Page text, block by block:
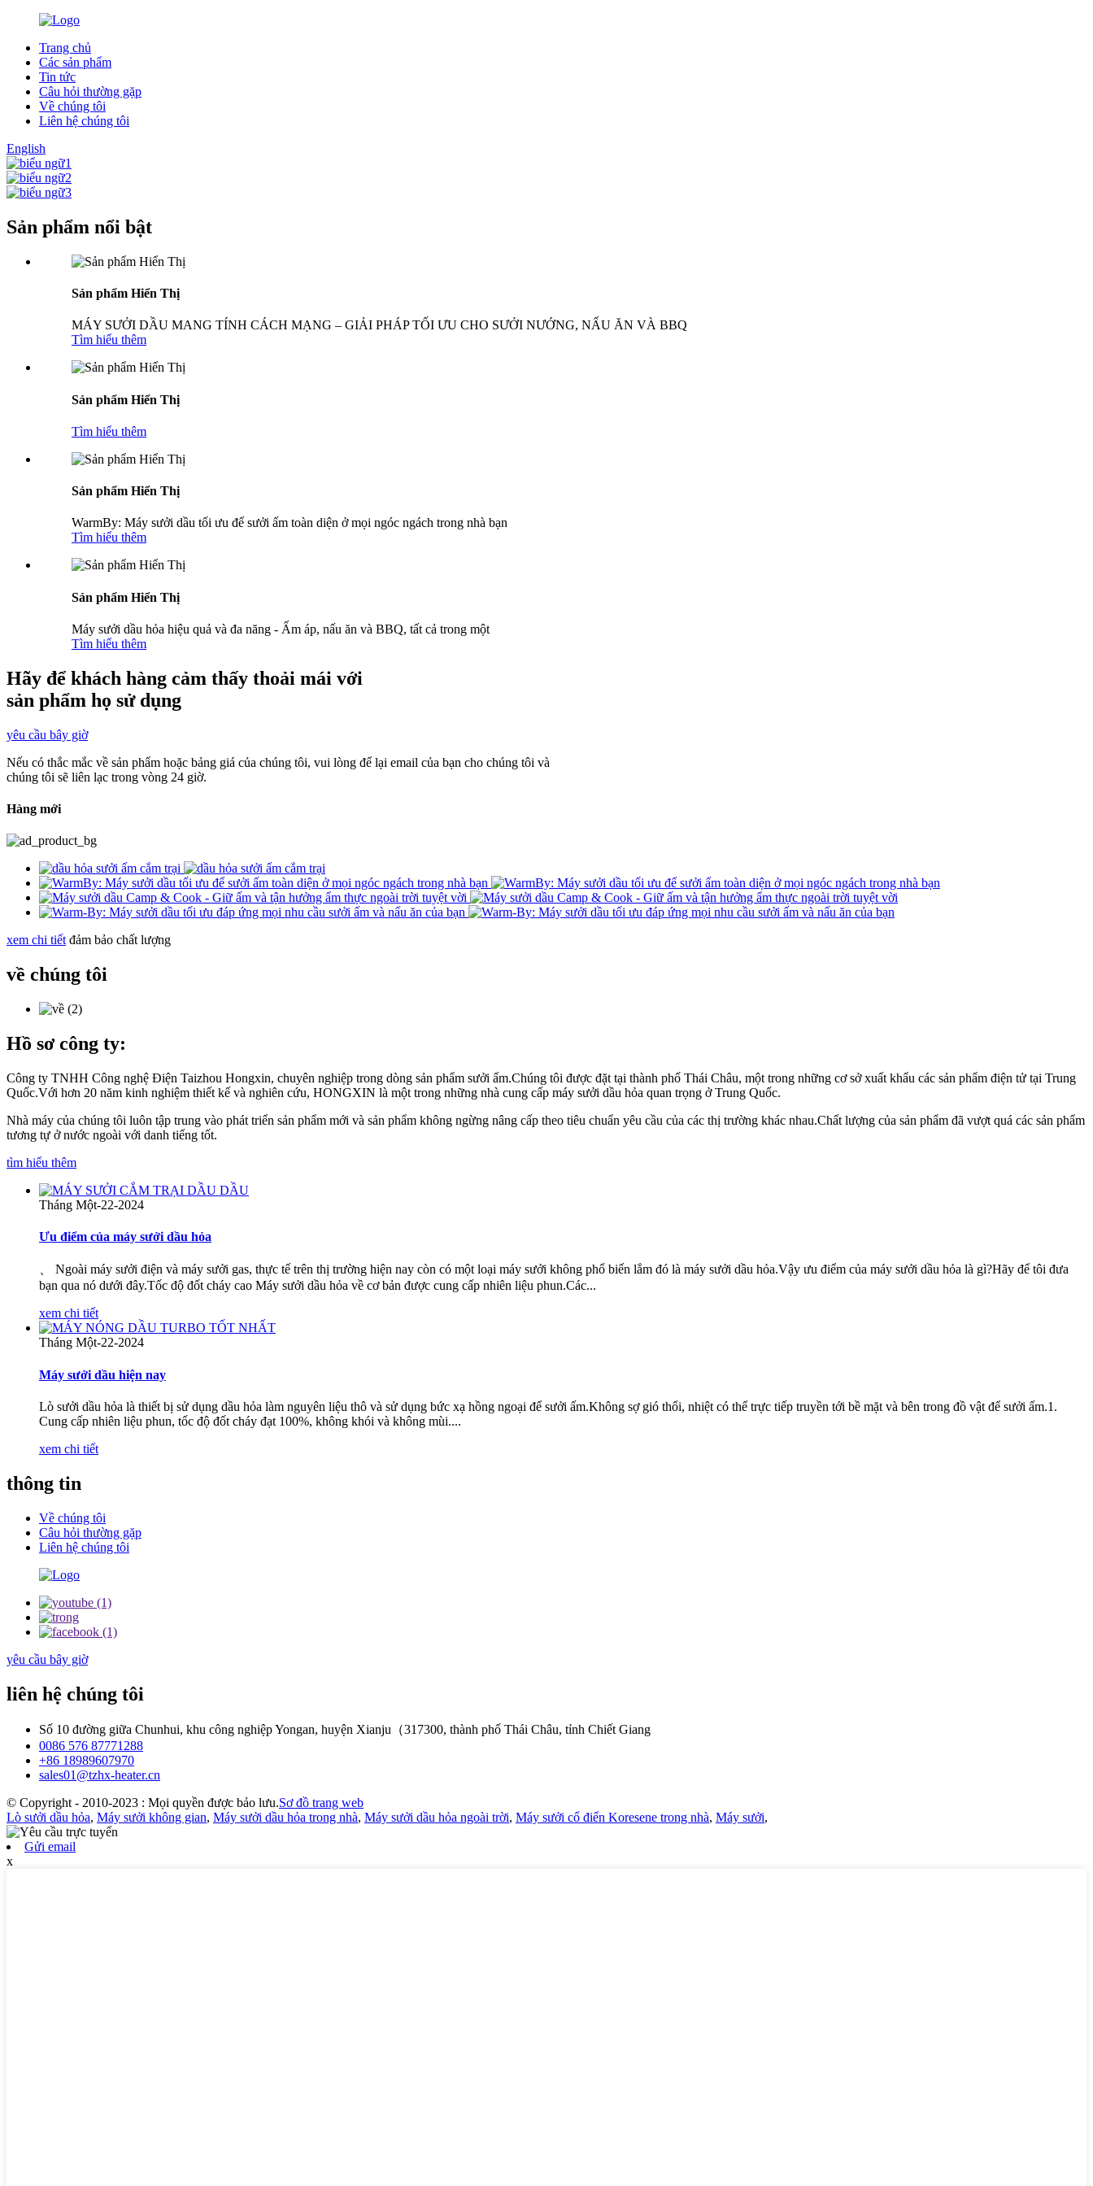
Trang chủ
Các sản phẩm
Tin tức
Câu hỏi thường gặp
Về chúng tôi
Liên hệ chúng tôi
English
Sản phẩm nổi bật
Sản phẩm Hiển Thị
MÁY SƯỞI DẦU MANG TÍNH CÁCH MẠNG – GIẢI PHÁP TỐI ƯU CHO SƯỞI NƯỚNG, NẤU ĂN VÀ BBQ
Tìm hiểu thêm
Sản phẩm Hiển Thị
Tìm hiểu thêm
Sản phẩm Hiển Thị
WarmBy: Máy sưởi dầu tối ưu để sưởi ấm toàn diện ở mọi ngóc ngách trong nhà bạn
Tìm hiểu thêm
Sản phẩm Hiển Thị
Máy sưởi dầu hỏa hiệu quả và đa năng - Ấm áp, nấu ăn và BBQ, tất cả trong một
Tìm hiểu thêm
Hãy để khách hàng cảm thấy thoải mái với
sản phẩm họ sử dụng
yêu cầu bây giờ
Nếu có thắc mắc về sản phẩm hoặc bảng giá của chúng tôi, vui lòng để lại email của bạn cho chúng tôi và
chúng tôi sẽ liên lạc trong vòng 24 giờ.
Hàng mới
xem chi tiết đảm bảo chất lượng
về chúng tôi
Hồ sơ công ty:
Công ty TNHH Công nghệ Điện Taizhou Hongxin, chuyên nghiệp trong dòng sản phẩm sưởi ấm.Chúng tôi được đặt tại thành phố Thái Châu, một trong những cơ sở xuất khẩu các sản phẩm điện tử tại Trung
Quốc.Với hơn 20 năm kinh nghiệm thiết kế và nghiên cứu, HONGXIN là một trong những nhà cung cấp máy sưởi dầu hỏa quan trọng ở Trung Quốc.
Nhà máy của chúng tôi luôn tập trung vào phát triển sản phẩm mới và sản phẩm không ngừng nâng cấp theo tiêu chuẩn yêu cầu của các thị trường khác nhau.Chất lượng của sản phẩm đã vượt quá các sản phẩm
tương tự ở nước ngoài với danh tiếng tốt.
tìm hiểu thêm
Tháng Một-22-2024
Ưu điểm của máy sưởi dầu hỏa
、 Ngoài máy sưởi điện và máy sưởi gas, thực tế trên thị trường hiện nay còn có một loại máy sưởi không phổ biến lắm đó là máy sưởi dầu hỏa.Vậy ưu điểm của máy sưởi dầu hỏa là gì?Hãy để tôi đưa
bạn qua nó dưới đây.Tốc độ đốt cháy cao Máy sưởi dầu hỏa về cơ bản được cung cấp nhiên liệu phun.Các...
xem chi tiết
Tháng Một-22-2024
Máy sưởi dầu hiện nay
Lò sưởi dầu hỏa là thiết bị sử dụng dầu hỏa làm nguyên liệu thô và sử dụng bức xạ hồng ngoại để sưởi ấm.Không sợ gió thổi, nhiệt có thể trực tiếp truyền tới bề mặt và bên trong đồ vật để sưởi ấm.1.
Cung cấp nhiên liệu phun, tốc độ đốt cháy đạt 100%, không khói và không mùi....
xem chi tiết
thông tin
Về chúng tôi
Câu hỏi thường gặp
Liên hệ chúng tôi
yêu cầu bây giờ
liên hệ chúng tôi
Số 10 đường giữa Chunhui, khu công nghiệp Yongan, huyện Xianju（317300, thành phố Thái Châu, tỉnh Chiết Giang
0086 576 87771288
+86 18989607970
sales01@tzhx-heater.cn
© Copyright - 2010-2023 : Mọi quyền được bảo lưu.Sơ đồ trang web
Lò sưởi dầu hỏa, Máy sưởi không gian, Máy sưởi dầu hỏa trong nhà, Máy sưởi dầu hỏa ngoài trời, Máy sưởi cổ điển Koresene trong nhà, Máy sưởi,
Gửi email
x